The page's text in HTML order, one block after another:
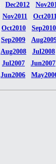
Dec2012
Nov2011
Oct2010
Sep2010
Sep2009
Aug2008
Jul2008
Jul2007
Jun2007
Jun2006